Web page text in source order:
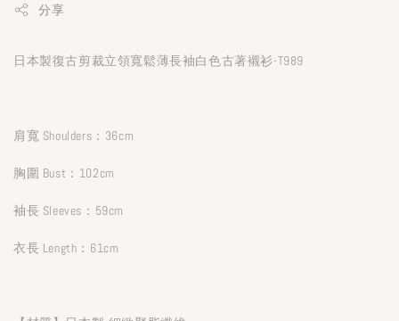
分享
日本製復古剪裁立領寬鬆薄長袖白色古著襯衫-T989
肩寬 Shoulders：36cm
胸圍 Bust：102cm
袖長 Sleeves：59cm
衣長 Length：61cm